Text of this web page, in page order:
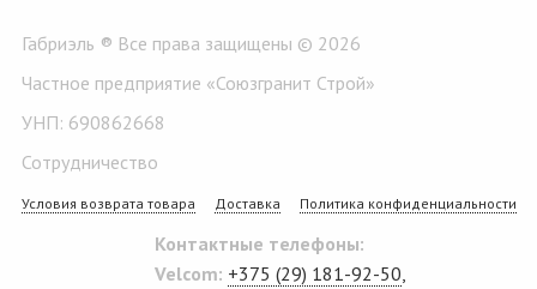
Габриэль ® Все права защищены © 2026
Частное предприятие «Союзгранит Строй»
УНП: 690862668
Сотрудничество
Условия возврата товара Доставка Политика конфиденциальности
Контактные телефоны:
Velcom: +375 (29) 181-92-50